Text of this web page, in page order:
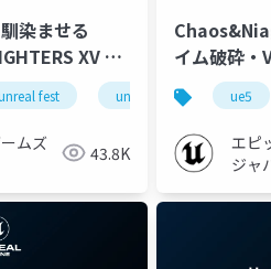
染ませる
XV に
UNREAL
fest unreal fest west ’22
ムズ
43.8K
イム破砕・
WEST ’22】
ue5
エピ
ジャ